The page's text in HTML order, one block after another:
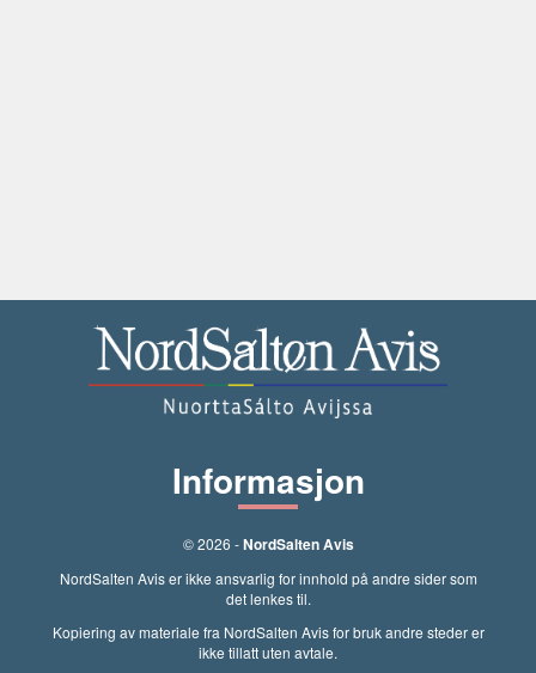
Informasjon
© 2026 -NordSalten Avis
NordSalten Avis er ikke ansvarlig for innhold på andre sider som
det lenkes til.
Kopiering av materiale fra NordSalten Avis for bruk andre steder er
ikke tillatt uten avtale.